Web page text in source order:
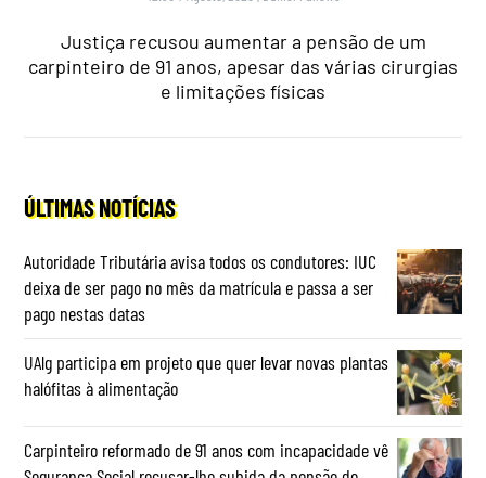
Justiça recusou aumentar a pensão de um
carpinteiro de 91 anos, apesar das várias cirurgias
e limitações físicas
ÚLTIMAS NOTÍCIAS
Autoridade Tributária avisa todos os condutores: IUC
deixa de ser pago no mês da matrícula e passa a ser
pago nestas datas
UAlg participa em projeto que quer levar novas plantas
halófitas à alimentação
Carpinteiro reformado de 91 anos com incapacidade vê